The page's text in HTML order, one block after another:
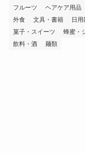
フルーツ
ヘアケア用品
外食
文具・書籍 日
菓子・スイーツ
蜂蜜・
飲料・酒
麺類